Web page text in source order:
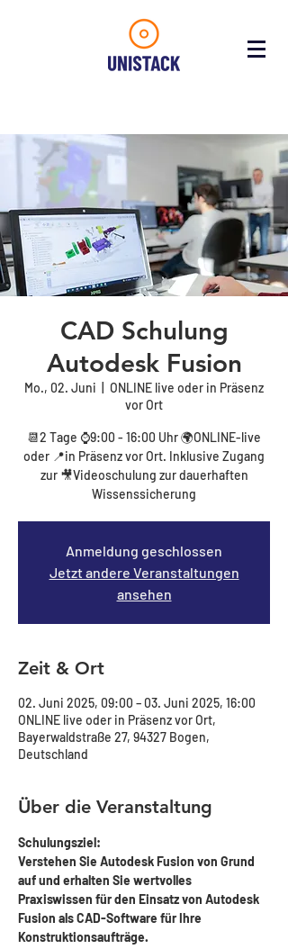
CAD Schulung
Autodesk Fusion
Mo., 02. Juni
ONLINE live oder in Präsenz
vor Ort
📆2 Tage ⌚9:00 - 16:00 Uhr 🌍ONLINE-live
oder 📍in Präsenz vor Ort. Inklusive Zugang
zur 🎥Videoschulung zur dauerhaften
Wissenssicherung
Anmeldung geschlossen
Jetzt andere Veranstaltungen
ansehen
Zeit & Ort
02. Juni 2025, 09:00 – 03. Juni 2025, 16:00
ONLINE live oder in Präsenz vor Ort,
Bayerwaldstraße 27, 94327 Bogen,
Deutschland
Über die Veranstaltung
Schulungsziel:
Verstehen Sie Autodesk Fusion von Grund
auf und erhalten Sie wertvolles
Praxiswissen für den Einsatz von Autodesk
Fusion als CAD-Software für Ihre
Konstruktionsaufträge.